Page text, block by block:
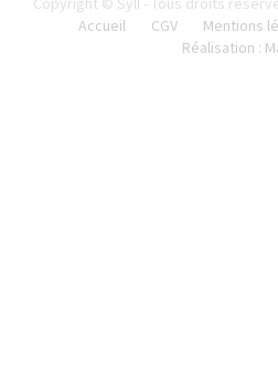
Accueil
CGV Mentions
Réalisation :